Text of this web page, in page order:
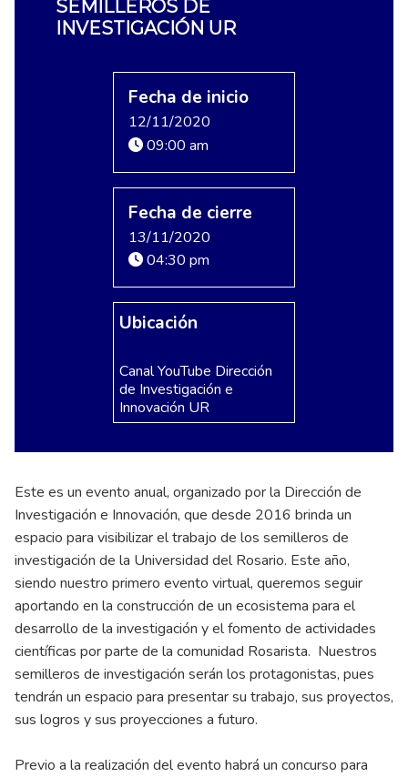
SEMILLEROS DE
INVESTIGACIÓN UR
Fecha de inicio
12/11/2020
09:00 am
Fecha de cierre
13/11/2020
04:30 pm
Ubicación
Canal YouTube Dirección
de Investigación e
Innovación UR
Este es un evento anual, organizado por la Dirección de
Investigación e Innovación, que desde 2016 brinda un
espacio para visibilizar el trabajo de los semilleros de
investigación de la Universidad del Rosario. Este año,
siendo nuestro primero evento virtual, queremos seguir
aportando en la construcción de un ecosistema para el
desarrollo de la investigación y el fomento de actividades
científicas por parte de la comunidad Rosarista. Nuestros
semilleros de investigación serán los protagonistas, pues
tendrán un espacio para presentar su trabajo, sus proyectos,
sus logros y sus proyecciones a futuro.
Previo a la realización del evento habrá un concurso para